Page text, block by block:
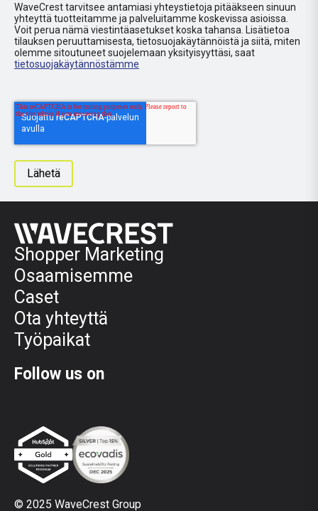
WaveCrest tarvitsee antamiasi yhteystietoja pitääkseen sinuun
yhteyttä tuotteitamme ja palveluitamme koskevissa asioissa.
Voit perua nämä viestintäasetukset koska tahansa. Lisätietoa
tilauksen peruuttamisesta, tietosuojakäytännöistä ja siitä, miten
olemme sitoutuneet suojelemaan yksityisyyttäsi, saat
tietosuojakäytännöstämme
Shopper Marketing
Osaamisemme
Caset
Ota yhteyttä
Työpaikat
Follow us on
© 2025 WaveCrest Group